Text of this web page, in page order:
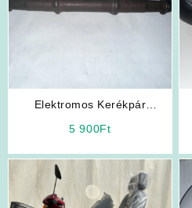
Elektromos Kerékpár
5 900Ft